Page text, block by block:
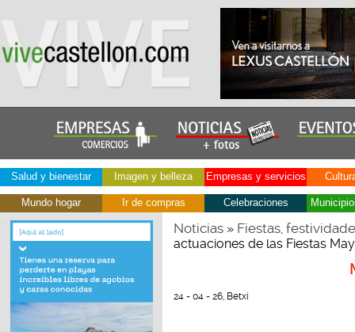
Salud y bienestar Imagen y belleza Empresas y servicios
Mundo hogar Ir de compras Celebraciones
Noticias» Fiestas,
actuaciones de las Fiestas
24 - 04 - 26, Betxí